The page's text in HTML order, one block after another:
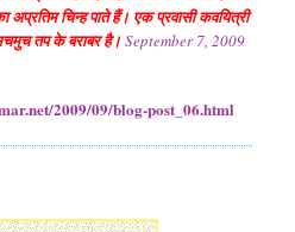
चिन्ह पाते हैं। एक प्रवासी कवयित्री
तप के बराबर है। September 7, 2009
2009/09/blog-post_06.html